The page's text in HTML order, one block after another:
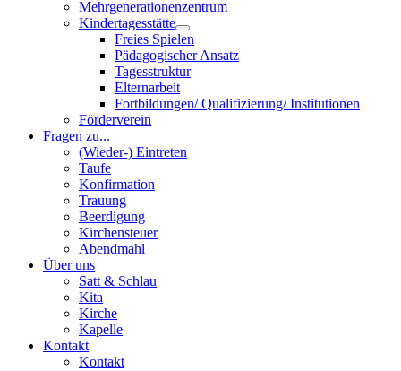
Mehrgenerationenzentrum
Kindertagesstätte
Freies Spielen
Pädagogischer Ansatz
Tagesstruktur
Elternarbeit
Fortbildungen/ Qualifizierung/ Institutionen
Förderverein
Fragen zu...
(Wieder-) Eintreten
Taufe
Konfirmation
Trauung
Beerdigung
Kirchensteuer
Abendmahl
Über uns
Satt & Schlau
Kita
Kirche
Kapelle
Kontakt
Kontakt